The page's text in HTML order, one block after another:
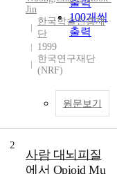
출력
100개씩
출력
Jin
한국학술진흥재
단
1999
한국연구재단
(NRF)
원문보기
2
사람 대뇌피질
에서 Opioid Mu